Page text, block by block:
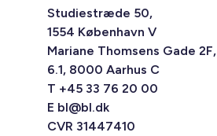
Studiestræde 50,
1554 København V
Mariane Thomsens Gade 2F,
6.1, 8000 Aarhus C
T +45 33 76 20 00
E bl@bl.dk
CVR 31447410